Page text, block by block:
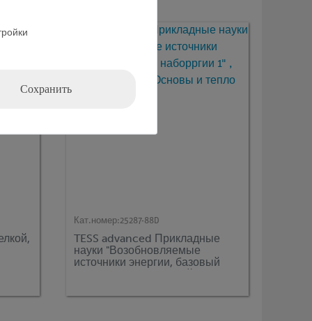
Кат.номер:25287-88D
TESS advanced Прикладные
науки "Возобновляемые
источники энергии, базовый
наборргии 1" , базовый набор
Сохранить